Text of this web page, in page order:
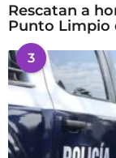
Rescatan a
Punto Limpio
3